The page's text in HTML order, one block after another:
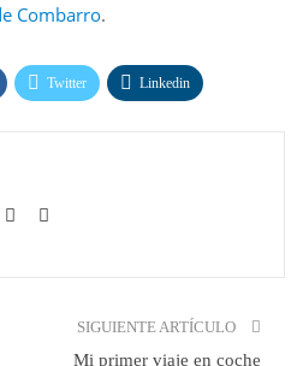
Combarro.
Twitter Linkedin
SIGUIENTE ARTÍCULO
Mi primer viaje en coche